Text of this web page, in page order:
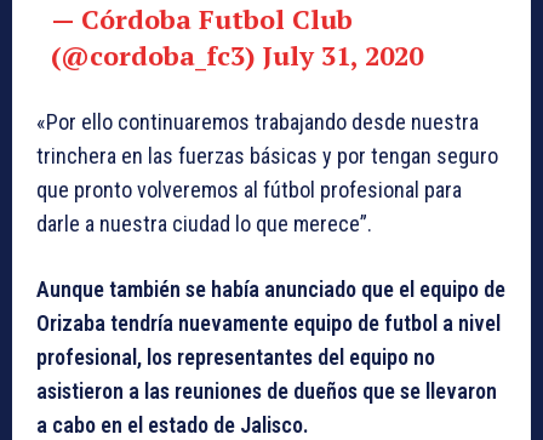
— Córdoba Futbol Club
(@cordoba_fc3) July 31, 2020
«Por ello continuaremos trabajando desde nuestra
trinchera en las fuerzas básicas y por tengan seguro
que pronto volveremos al fútbol profesional para
darle a nuestra ciudad lo que merece”.
Aunque también se había anunciado que el equipo de
Orizaba tendría nuevamente equipo de futbol a nivel
profesional, los representantes del equipo no
asistieron a las reuniones de dueños que se llevaron
a cabo en el estado de Jalisco.